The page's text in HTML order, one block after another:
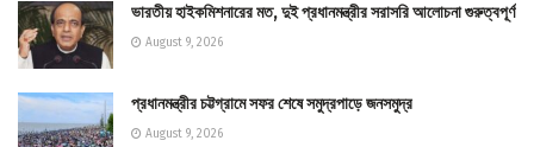
ভারতীয় হাইকমিশনারের মত, দুই প্রধানমন্ত্রীর সরাসরি আলোচনা গুরুত্বপূর্ণ
August 9, 2026
প্রধানমন্ত্রীর চট্টগ্রামে সফর শেষে সমুদ্রপাড়ে জনসমুদ্র
August 9, 2026